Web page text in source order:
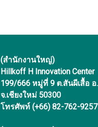
(สำนักงานใหญ่)
Hillkoff H Innovation Center
199/666 หมู่ที่ 9 ต.สันผีเสื้อ อ
จ.เชียงใหม่ 50300
โทรศัพท์ (+66) 82-762-9257